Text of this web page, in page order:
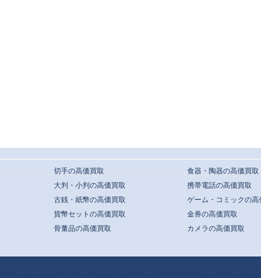
切手の高価買取
大判・小判の高価買取
古銭・紙幣の高価買取
貨幣セットの高価買取
骨董品の高価買取
食器・陶器の高価買取
携帯電話の高価買取
ゲーム・コミックの高
金券の高価買取
カメラの高価買取